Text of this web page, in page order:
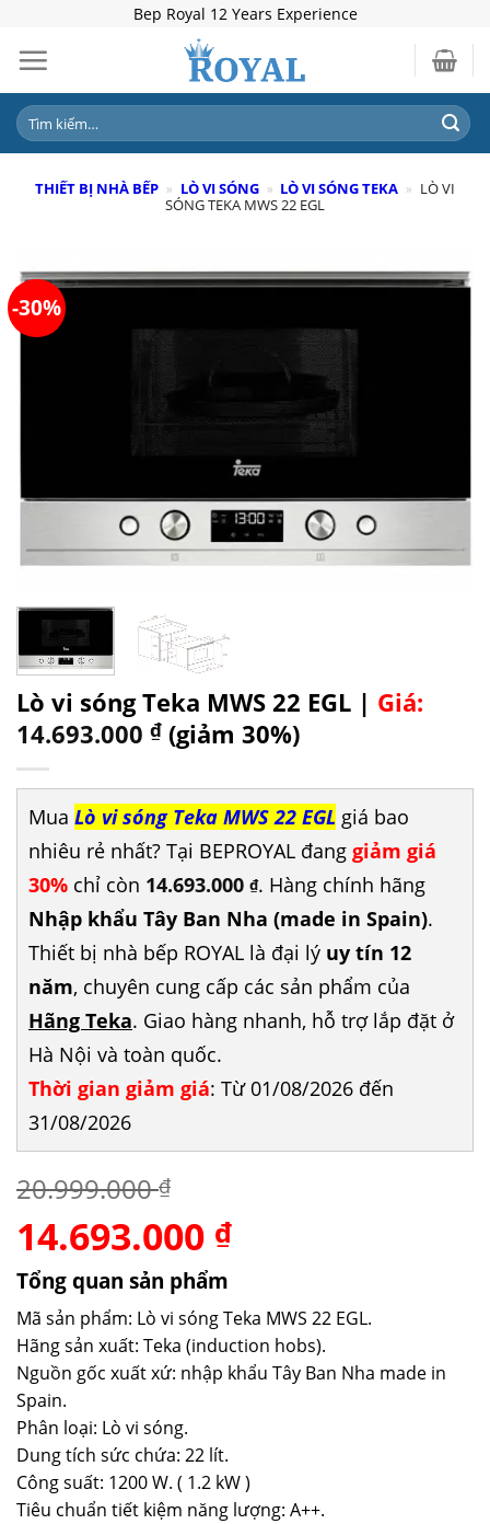
content
Bep Royal 12 Years Experience
Tìm
kiếm:
THIẾT BỊ NHÀ BẾP » LÒ VI SÓNG » LÒ VI SÓNG TEKA » LÒ VI
SÓNG TEKA MWS 22 EGL
-30%
Lò vi sóng Teka MWS 22 EGL | Giá:
14.693.000 ₫ (giảm 30%)
Mua Lò vi sóng Teka MWS 22 EGL giá bao
nhiêu rẻ nhất? Tại BEPROYAL đang giảm giá
30% chỉ còn 14.693.000 ₫. Hàng chính hãng
Nhập khẩu Tây Ban Nha (made in Spain).
Thiết bị nhà bếp ROYAL là đại lý uy tín 12
năm, chuyên cung cấp các sản phẩm của
Hãng Teka. Giao hàng nhanh, hỗ trợ lắp đặt ở
Hà Nội và toàn quốc.
Thời gian giảm giá: Từ 01/08/2026 đến
31/08/2026
20.999.000₫
Giá
gốc
là:
20.999.000 ₫.
14.693.000 ₫Giá
là:
14.693.000 ₫.
Tổng quan sản phẩm
Mã sản phẩm: Lò vi sóng Teka MWS 22 EGL.
Hãng sản xuất: Teka (induction hobs).
Nguồn gốc xuất xứ: nhập khẩu Tây Ban Nha made in
Spain.
Phân loại: Lò vi sóng.
Dung tích sức chứa: 22 lít.
Công suất: 1200 W. ( 1.2 kW )
Tiêu chuẩn tiết kiệm năng lượng: A++.